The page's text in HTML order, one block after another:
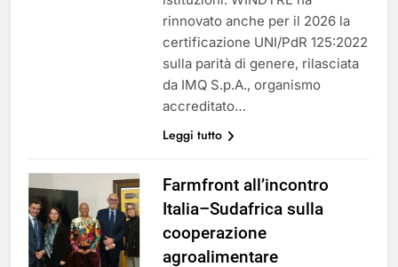
rinnovato anche per il 2026 la
certificazione UNI/PdR 125:2022
sulla parità di genere, rilasciata
da IMQ S.p.A., organismo
accreditato…
Leggi tutto
Farmfront all’incontro
Italia–Sudafrica sulla
cooperazione
agroalimentare